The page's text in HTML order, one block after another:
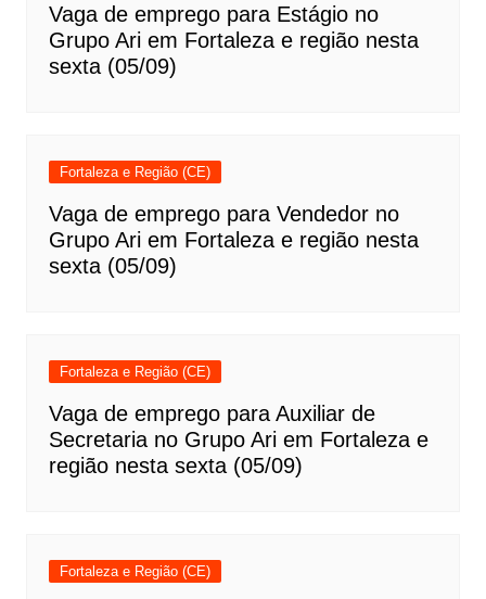
Vaga de emprego para Estágio no
Grupo Ari em Fortaleza e região nesta
sexta (05/09)
Fortaleza e Região (CE)
Vaga de emprego para Vendedor no
Grupo Ari em Fortaleza e região nesta
sexta (05/09)
Fortaleza e Região (CE)
Vaga de emprego para Auxiliar de
Secretaria no Grupo Ari em Fortaleza e
região nesta sexta (05/09)
Fortaleza e Região (CE)